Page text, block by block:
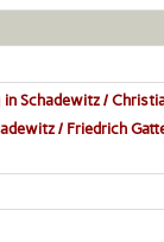
Schadewitz /
/ Friedrich